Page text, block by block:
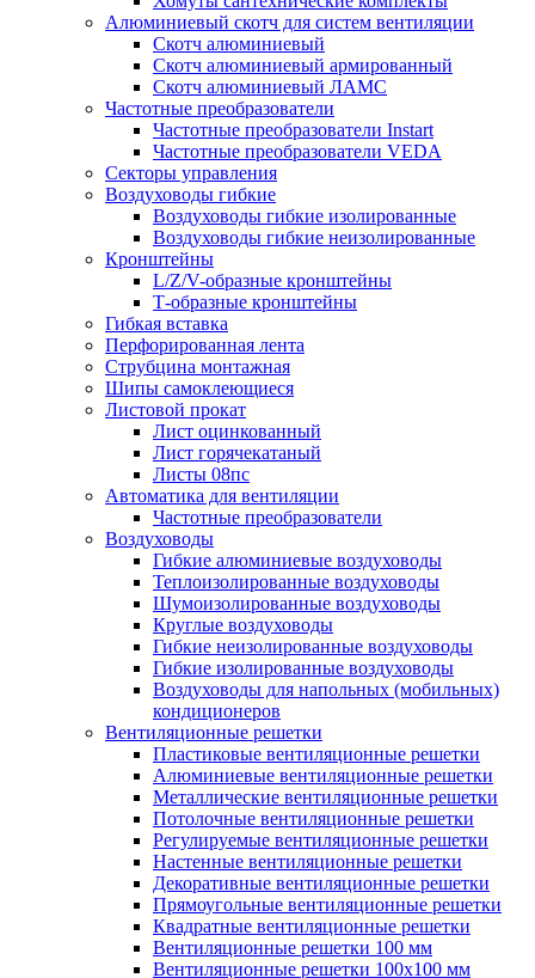
Алюминиевый скотч для систем вентиляции
Скотч алюминиевый
Скотч алюминиевый армированный
Скотч алюминиевый ЛАМС
Частотные преобразователи
Частотные преобразователи Instart
Частотные преобразователи VEDA
Секторы управления
Воздуховоды гибкие
Воздуховоды гибкие изолированные
Воздуховоды гибкие неизолированные
Кронштейны
L/Z/V-образные кронштейны
Т-образные кронштейны
Гибкая вставка
Перфорированная лента
Струбцина монтажная
Шипы самоклеющиеся
Листовой прокат
Лист оцинкованный
Лист горячекатаный
Листы 08пс
Автоматика для вентиляции
Частотные преобразователи
Воздуховоды
Гибкие алюминиевые воздуховоды
Теплоизолированные воздуховоды
Шумоизолированные воздуховоды
Круглые воздуховоды
Гибкие неизолированные воздуховоды
Гибкие изолированные воздуховоды
Воздуховоды для напольных (мобильных)
кондиционеров
Вентиляционные решетки
Пластиковые вентиляционные решетки
Алюминиевые вентиляционные решетки
Металлические вентиляционные решетки
Потолочные вентиляционные решетки
Регулируемые вентиляционные решетки
Настенные вентиляционные решетки
Декоративные вентиляционные решетки
Прямоугольные вентиляционные решетки
Квадратные вентиляционные решетки
Вентиляционные решетки 100 мм
Вентиляционные решетки 100х100 мм